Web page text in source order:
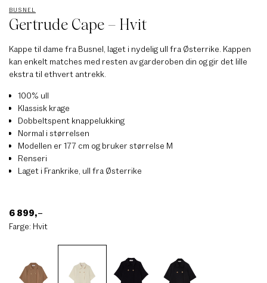
BUSNEL
Gertrude Cape – Hvit
Kappe til dame fra Busnel, laget i nydelig ull fra Østerrike. Kappen
kan enkelt matches med resten av garderoben din og gir det lille
ekstra til ethvert antrekk.
100% ull
Klassisk krage
Dobbeltspent knappelukking
Normal i størrelsen
Modellen er 177 cm og bruker størrelse M
Renseri
Laget i Frankrike, ull fra Østerrike
6 899,–
Farge: Hvit